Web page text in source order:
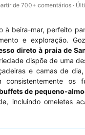
de 700+ comentários ·
à beira-mar, perfeito
e exploração.
direto à praia de
dispõe de uma
e camas de
os
de pequeno-
incluindo omeletes